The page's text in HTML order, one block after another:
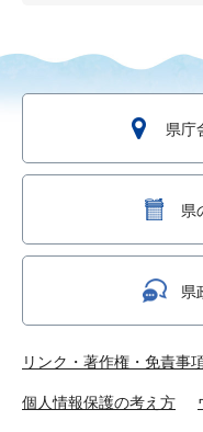
県庁
県
県
リンク・著作権・免責事
個人情報保護の考え方